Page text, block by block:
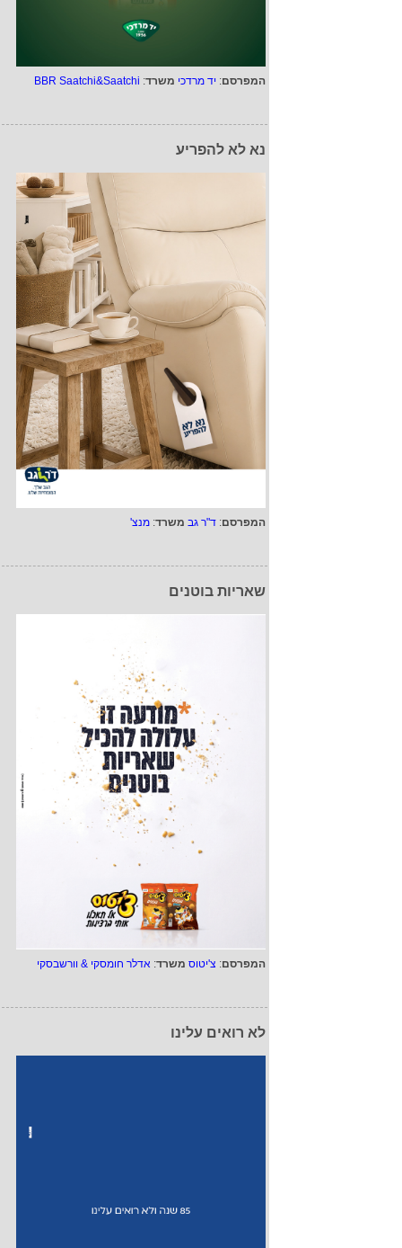
המפרסם: יד מרדכי משרד:
BBR Saatchi&Saatchi
נא לא להפריע
המפרסם: ד"ר גב משרד: מנצ'
שאריות בוטנים
המפרסם: צ'יטוס משרד: אדלר חומסקי & וורשבסקי
לא רואים עלינו